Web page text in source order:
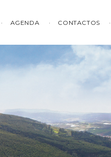
AGENDA CONTACTOS